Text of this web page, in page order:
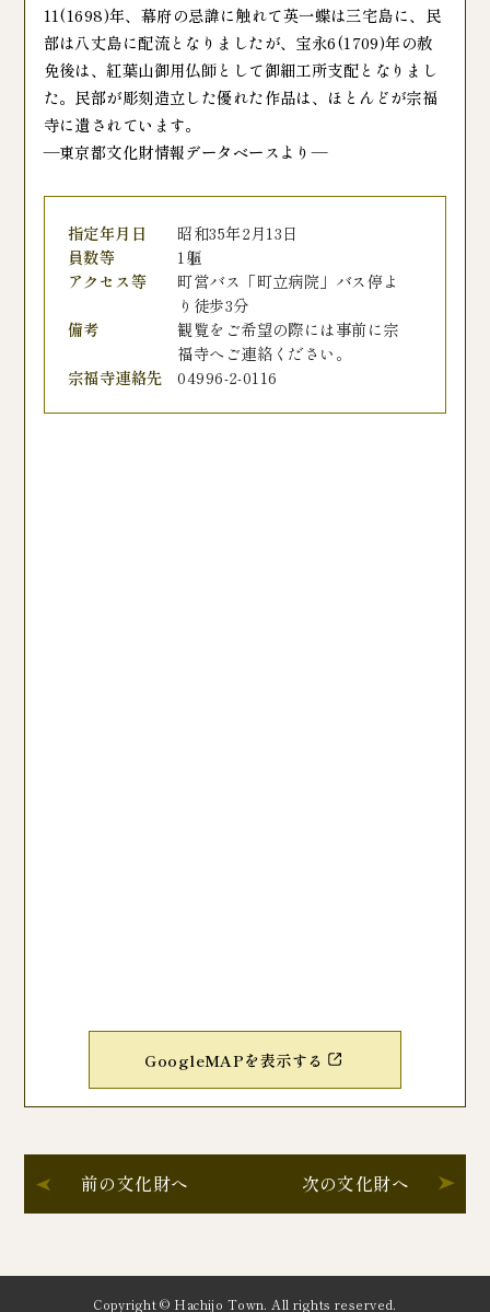
11(1698)年、幕府の忌諱に触れて英一蝶は三宅島に、民
部は八丈島に配流となりましたが、宝永6(1709)年の赦
免後は、紅葉山御用仏師として御細工所支配となりまし
た。民部が彫刻造立した優れた作品は、ほとんどが宗福
寺に遺されています。
―東京都文化財情報データベースより―
指定年月日
昭和35年2月13日
員数等
1軀
アクセス等
町営バス「町立病院」バス停よ
り徒歩3分
備考
観覧をご希望の際には事前に宗
福寺へご連絡ください。
宗福寺連絡先
04996-2-0116
GoogleMAPを表示する
前の文化財へ 次の文化財へ
Copyright © Hachijo Town. All rights reserved.